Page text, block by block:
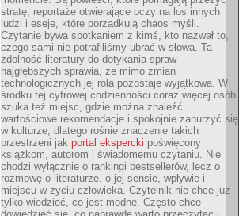
stratę, reportaże otwierające oczy na los innych
ludzi i eseje, które porządkują chaos myśli.
Czytanie bywa spotkaniem z kimś, kto nazwał to,
czego sami nie potrafiliśmy ubrać w słowa. Ta
zdolność literatury do dotykania spraw
najgłębszych sprawia, że mimo zmian
technologicznych jej rola pozostaje wyjątkowa. W
środku tej cyfrowej codzienności coraz więcej osób
szuka też miejsc, gdzie można znaleźć
wartościowe rekomendacje i spokojnie zanurzyć się
w kulturze, dlatego rośnie znaczenie takich
przestrzeni jak portal ekspercki poświęcony
książkom, autorom i świadomemu czytaniu. Nie
chodzi wyłącznie o rankingi bestsellerów, lecz o
rozmowę o literaturze, o jej sensie, wpływie i
miejscu w życiu człowieka. Czytelnik nie chce już
tylko wiedzieć, co jest modne. Często chce